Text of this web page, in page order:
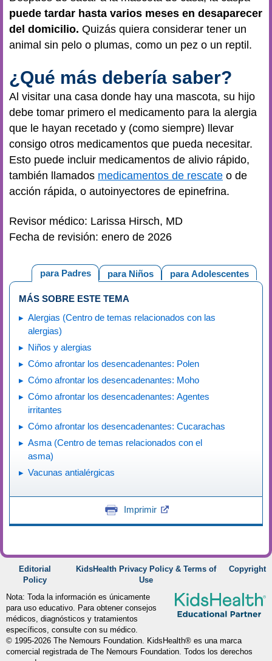
puede tardar hasta varios meses en desaparecer
del domicilio. Quizás quiera considerar tener un
animal sin pelo o plumas, como un pez o un reptil.
¿Qué más debería saber?
Al visitar una casa donde hay una mascota, su hijo
debe tomar primero el medicamento para la alergia
que le hayan recetado y (como siempre) llevar
consigo otros medicamentos que pueda necesitar.
Esto puede incluir medicamentos de alivio rápido,
también llamados medicamentos de rescate o de
acción rápida, o autoinyectores de epinefrina.
Revisor médico: Larissa Hirsch, MD
Fecha de revisión: enero de 2026
para Adolescentes
para Niños
para Padres
MÁS SOBRE ESTE TEMA
Alergias (Centro de temas relacionados con las
alergias)
Niños y alergias
Cómo afrontar los desencadenantes: Polen
Cómo afrontar los desencadenantes: Moho
Cómo afrontar los desencadenantes: Agentes
irritantes
Cómo afrontar los desencadenantes: Cucarachas
Asma (Centro de temas relacionados con el
asma)
Vacunas antialérgicas
Imprimir
Editorial
Policy
KidsHealth Privacy Policy & Terms of
Use
Copyright
Nota: Toda la información es únicamente
para uso educativo. Para obtener consejos
médicos, diagnósticos y tratamientos
específicos, consulte con su médico.
© 1995-2026 The Nemours Foundation. KidsHealth® es una marca
comercial registrada de The Nemours Foundation. Todos los derechos